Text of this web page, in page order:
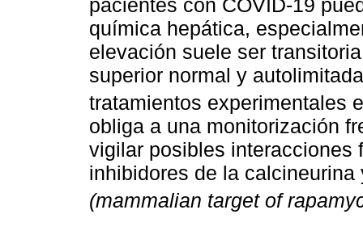
pacientes con COVID-19
química hepática,
elevación suele ser
superior normal y
tratamientos experimentales
obliga a una monitorización
vigilar posibles interacciones
inhibidores de la
(mammalian target of